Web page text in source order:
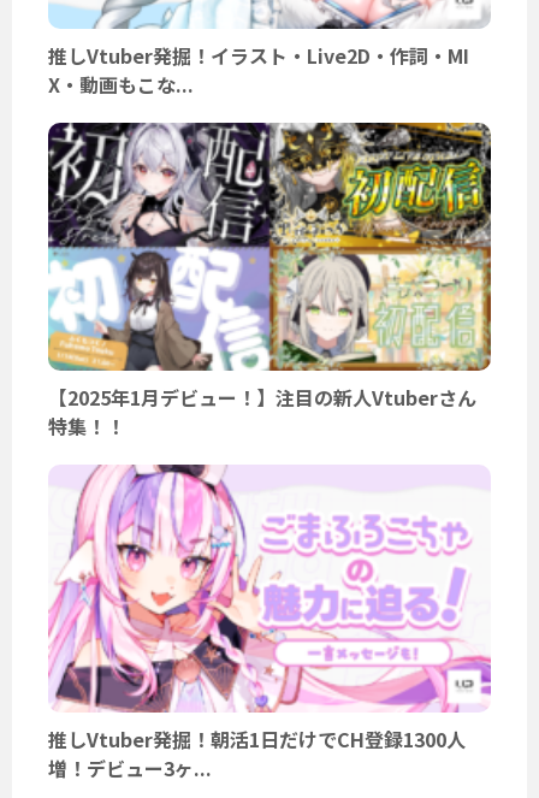
推しVtuber発掘！イラスト・Live2D・作詞・MI
X・動画もこな...
【2025年1月デビュー！】注目の新人Vtuberさん
特集！！
推しVtuber発掘！朝活1日だけでCH登録1300人
増！デビュー3ヶ...